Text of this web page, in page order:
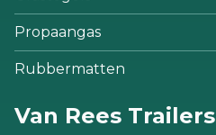
Propaangas
Rubbermatten
Van Rees Trailers